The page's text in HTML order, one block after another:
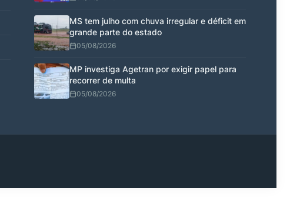
MS tem julho com chuva irregular e déficit em
grande parte do estado
05/08/2026
MP investiga Agetran por exigir papel para
recorrer de multa
05/08/2026